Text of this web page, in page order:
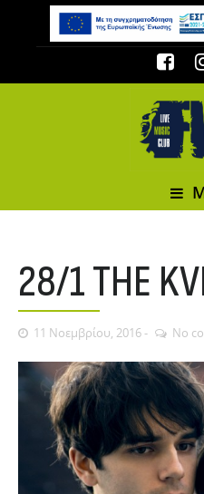
28/1 THE
11 Νοεμβρίου, 2016 No